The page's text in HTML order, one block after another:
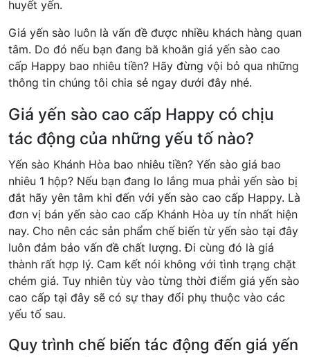
huyết yến.
Giá yến sào luôn là vấn đề được nhiều khách hàng quan
tâm. Do đó nếu bạn đang bă khoăn giá yến sào cao
cấp Happy bao nhiêu tiền? Hãy đừng vội bỏ qua những
thông tin chúng tôi chia sẻ ngay dưới đây nhé.
Giá yến sào cao cấp Happy có chịu
tác động của những yếu tố nào?
Yến sào Khánh Hòa bao nhiêu tiền? Yến sào giá bao
nhiêu 1 hộp? Nếu bạn đang lo lắng mua phải yến sào bị
đắt hãy yên tâm khi đến với yến sào cao cấp Happy. Là
đơn vị bán yến sào cao cấp Khánh Hòa uy tín nhất hiện
nay. Cho nên các sản phẩm chế biến từ yến sào tại đây
luôn đảm bảo vấn đề chất lượng. Đi cùng đó là giá
thành rất hợp lý. Cam kết nói không với tình trạng chặt
chém giá. Tuy nhiên tùy vào từng thời điểm giá yến sào
cao cấp tại đây sẽ có sự thay đổi phụ thuộc vào các
yếu tố sau.
Quy trình chế biến tác động đến giá yến